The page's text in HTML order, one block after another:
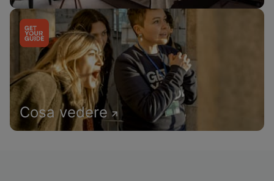
Cosa vedere